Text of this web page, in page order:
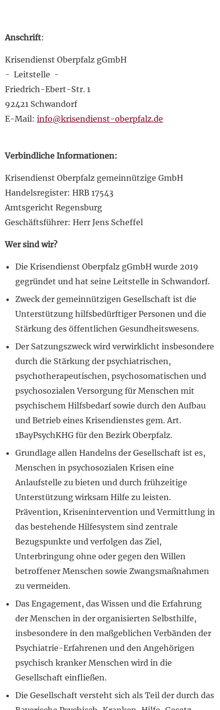
Anschrift:
Krisendienst Oberpfalz gGmbH
- Leitstelle -
Friedrich-Ebert-Str. 1
92421 Schwandorf
E-Mail: info@krisendienst-oberpfalz.de
Verbindliche Informationen:
Krisendienst Oberpfalz gemeinnützige GmbH
Handelsregister: HRB 17543
Amtsgericht Regensburg
Geschäftsführer: Herr Jens Scheffel
Wer sind wir?
Die Krisendienst Oberpfalz gGmbH wurde 2019
gegründet und hat seine Leitstelle in Schwandorf.
Zweck der gemeinnützigen Gesellschaft ist die
Unterstützung hilfsbedürftiger Personen und die
Stärkung des öffentlichen Gesundheitswesens.
Der Satzungszweck wird verwirklicht insbesondere
durch die Stärkung der psychiatrischen,
psychotherapeutischen, psychosomatischen und
psychosozialen Versorgung für Menschen mit
psychischem Hilfsbedarf sowie durch den Aufbau
und Betrieb eines Krisendienstes gem. Art.
1BayPsychKHG für den Bezirk Oberpfalz.
Grundlage allen Handelns der Gesellschaft ist es,
Menschen in psychosozialen Krisen eine
Anlaufstelle zu bieten und durch frühzeitige
Unterstützung wirksam Hilfe zu leisten.
Prävention, Krisenintervention und Vermittlung in
das bestehende Hilfesystem sind zentrale
Bezugspunkte und verfolgen das Ziel,
Unterbringung ohne oder gegen den Willen
betroffener Menschen sowie Zwangsmaßnahmen
zu vermeiden.
Das Engagement, das Wissen und die Erfahrung
der Menschen in der organisierten Selbsthilfe,
insbesondere in den maßgeblichen Verbänden der
Psychiatrie-Erfahrenen und den Angehörigen
psychisch kranker Menschen wird in die
Gesellschaft einfließen.
Die Gesellschaft versteht sich als Teil der durch das